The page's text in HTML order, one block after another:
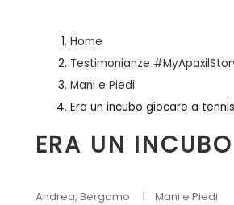
Home
Testimonianze
Mani e Piedi
Era un incubo giocare a
ERA UN
Andrea, Bergamo Mani e Piedi